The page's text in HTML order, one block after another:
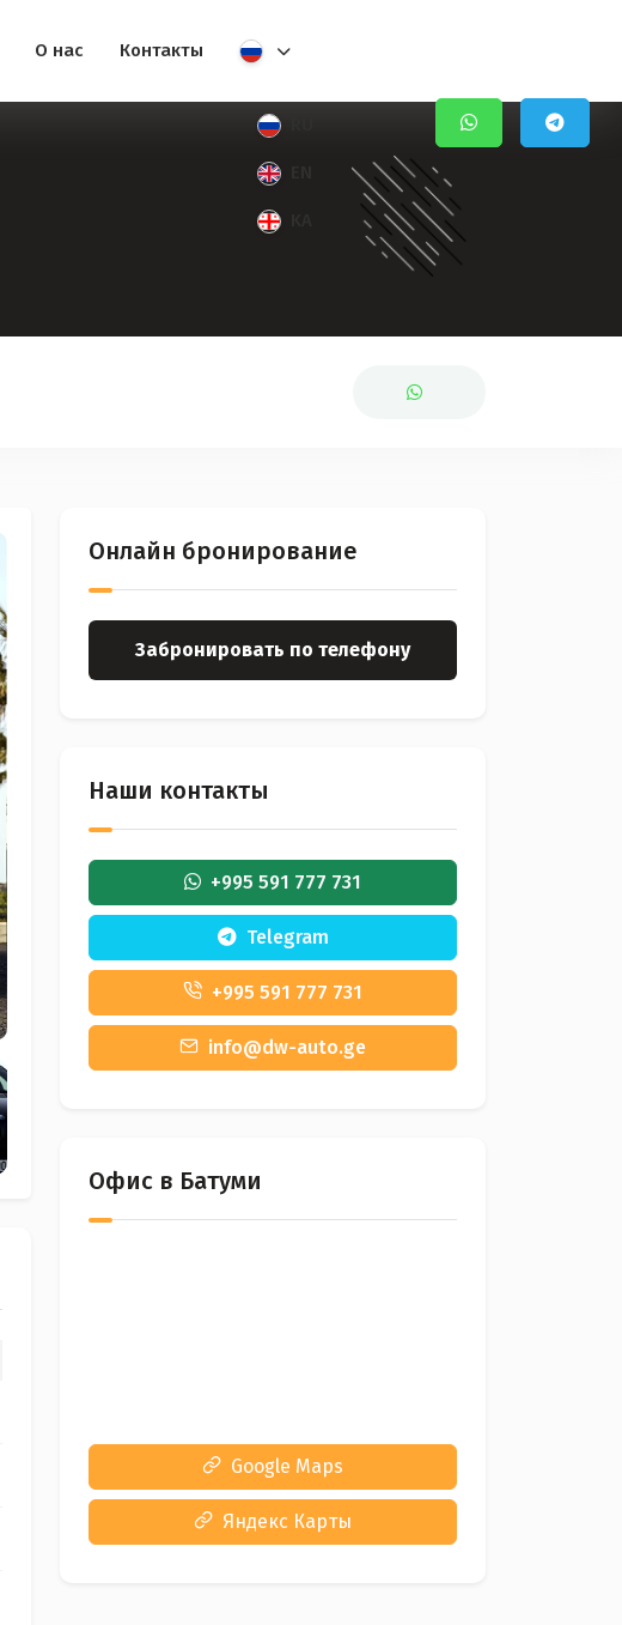
О нас Контакты
Онлайн бронирование
Забронировать по телефону
Наши контакты
+995 591 777 731
Telegram
+995 591 777 731
info@dw-auto.ge
Офис в Батуми
Google Maps
Яндекс Карты